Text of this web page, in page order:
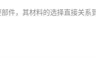
件，其材料的选择直接关系